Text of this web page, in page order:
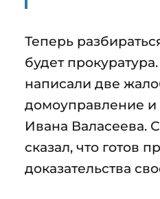
Теперь
будет
написали две
домоуправление и
Ивана Валасеева.
сказал, что готов
доказательства